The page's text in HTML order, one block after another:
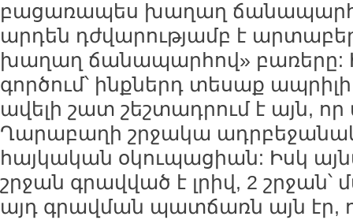
բացառապես խաղաղ
արդեն դժվարությամբ է
խաղաղ ճանապարհով» բառերը:
գործում՝ ինքներդ տեսաք
ավելի շատ շեշտադրում է այն,
Ղարաբաղի շրջակա
հայկական օկուպացիան: Իսկ
շրջան գրավված է լրիվ, 2 շրջան՝
այդ գրավման պատճառն այն էր,